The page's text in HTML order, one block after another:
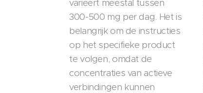
varieert meestal tussen
300-500 mg per dag. Het is
belangrijk om de instructies
op het specifieke product
te volgen, omdat de
concentraties van actieve
verbindingen kunnen